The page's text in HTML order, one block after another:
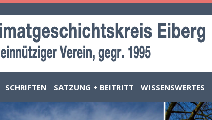
SCHRIFTEN SATZUNG + BEITRITT WISSENSWERTES